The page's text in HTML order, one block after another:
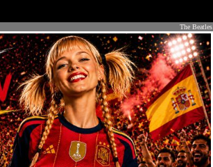
The Beatles